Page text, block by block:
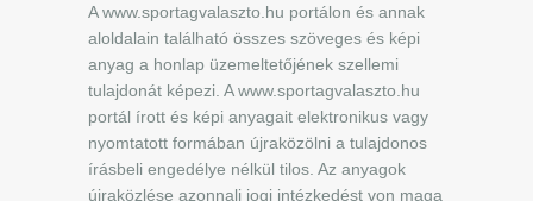
A www.sportagvalaszto.hu portálon és annak
aloldalain található összes szöveges és képi
anyag a honlap üzemeltetőjének szellemi
tulajdonát képezi. A www.sportagvalaszto.hu
portál írott és képi anyagait elektronikus vagy
nyomtatott formában újraközölni a tulajdonos
írásbeli engedélye nélkül tilos. Az anyagok
újraközlése azonnali jogi intézkedést von maga